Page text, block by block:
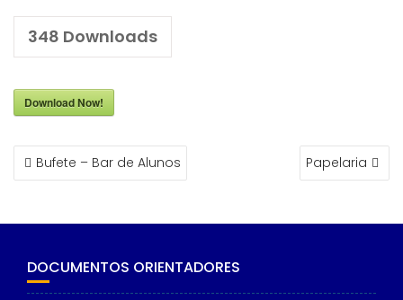
348 Downloads
Download Now!
NAVEGAÇÃO
DEBufete – Bar de Alunos Papelaria
DOCUMENTOS ORIENTADORES